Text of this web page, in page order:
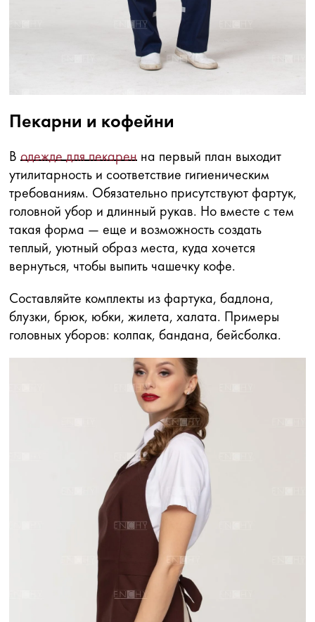
Пекарни и кофейни
В одежде для пекарен на первый план выходит
утилитарность и соответствие гигиеническим
требованиям. Обязательно присутствуют фартук,
головной убор и длинный рукав. Но вместе с тем
такая форма — еще и возможность создать
теплый, уютный образ места, куда хочется
вернуться, чтобы выпить чашечку кофе.
Составляйте комплекты из фартука, бадлона,
блузки, брюк, юбки, жилета, халата. Примеры
головных уборов: колпак, бандана, бейсболка.